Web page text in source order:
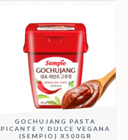
GOCHUJANG PASTA
PICANTE Y DULCE VEGANA
(SEMPIO) X500GR